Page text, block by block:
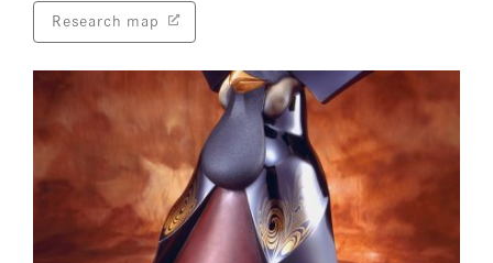
Research map